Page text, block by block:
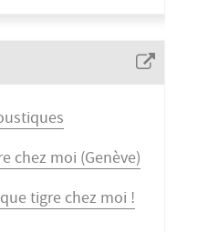
chez moi (Genève)
tigre chez moi !